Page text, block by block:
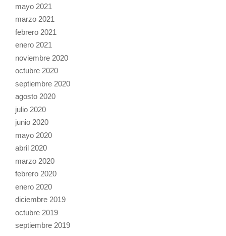
mayo 2021
marzo 2021
febrero 2021
enero 2021
noviembre 2020
octubre 2020
septiembre 2020
agosto 2020
julio 2020
junio 2020
mayo 2020
abril 2020
marzo 2020
febrero 2020
enero 2020
diciembre 2019
octubre 2019
septiembre 2019